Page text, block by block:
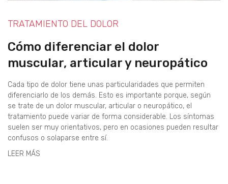
TRATAMIENTO DEL DOLOR
Cómo diferenciar el dolor
muscular, articular y neuropático
Cada tipo de dolor tiene unas particularidades que permiten
diferenciarlo de los demás. Esto es importante porque, según
se trate de un dolor muscular, articular o neuropático, el
tratamiento puede variar de forma considerable. Los síntomas
suelen ser muy orientativos, pero en ocasiones pueden resultar
confusos o solaparse entre sí.
LEER MÁS